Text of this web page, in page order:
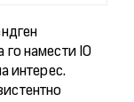
го намести IO
интерес.